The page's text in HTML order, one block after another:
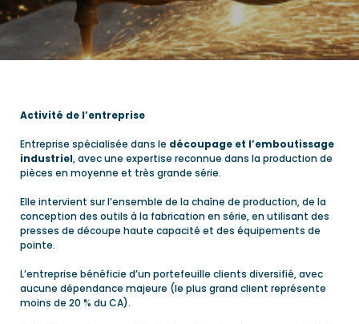
Activité de l’entreprise
Entreprise spécialisée dans le découpage et l’emboutissage
industriel, avec une expertise reconnue dans la production de
pièces en moyenne et très grande série.
Elle intervient sur l’ensemble de la chaîne de production, de la
conception des outils à la fabrication en série, en utilisant des
presses de découpe haute capacité et des équipements de
pointe.
L’entreprise bénéficie d’un portefeuille clients diversifié, avec
aucune dépendance majeure (le plus grand client représente
moins de 20 % du CA).